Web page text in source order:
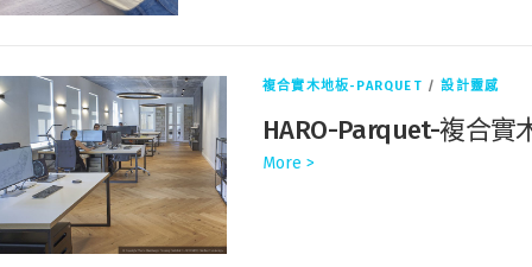
複合實木地板-PARQUET /設計靈感
HARO-Parquet-複合
More >